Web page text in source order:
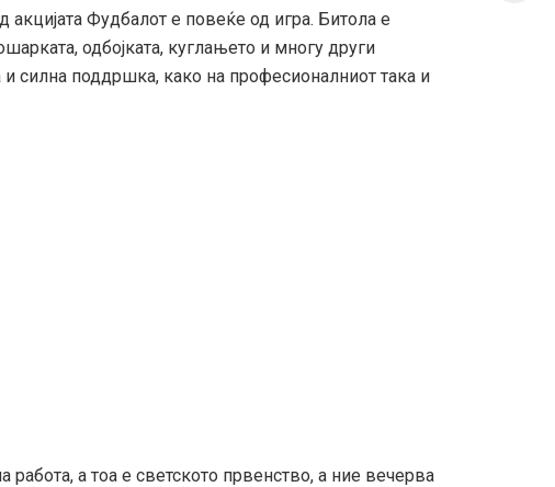
Фудбалот е повеќе од игра. Битола е
одбојката, куглањето и многу други
силна поддршка, како на професионалниот така и
а тоа е светското првенство, а ние вечерва